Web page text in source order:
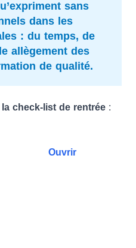
sans
dans les
: du temps, de
allègement des
de qualité.
check-list de rentrée :
Ouvrir